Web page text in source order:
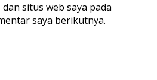
situs web saya pada
saya berikutnya.